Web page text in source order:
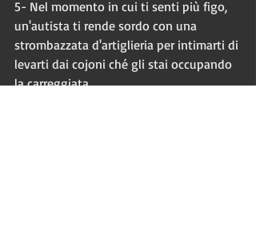
5- Nel momento in cui ti senti più figo,
un'autista ti rende sordo con una
strombazzata d'artiglieria per intimarti di
levarti dai cojoni ché gli stai occupando
la carreggiata.